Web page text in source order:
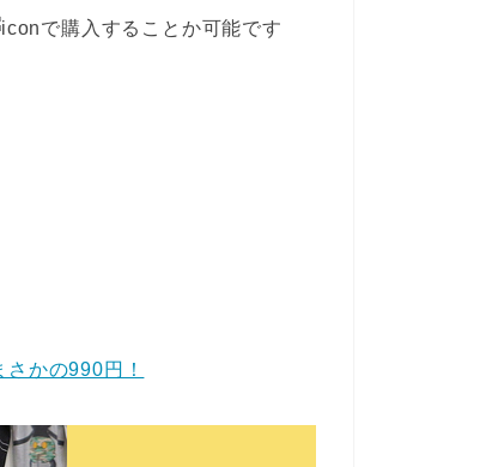
で購入することか可能です
かの990円！